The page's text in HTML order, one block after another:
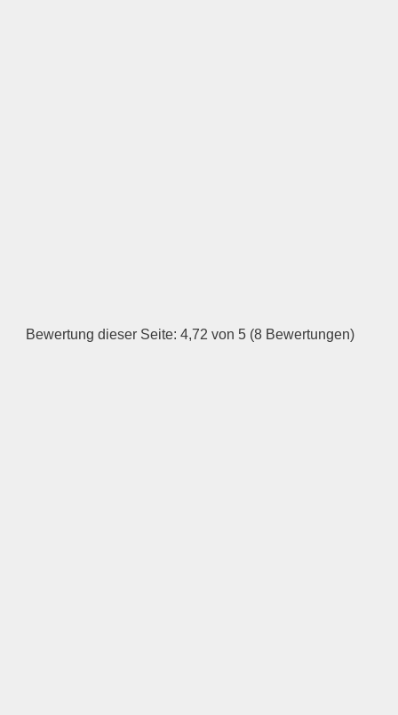
Bewertung dieser Seite: 4,72 von 5 (8 Bewertungen)